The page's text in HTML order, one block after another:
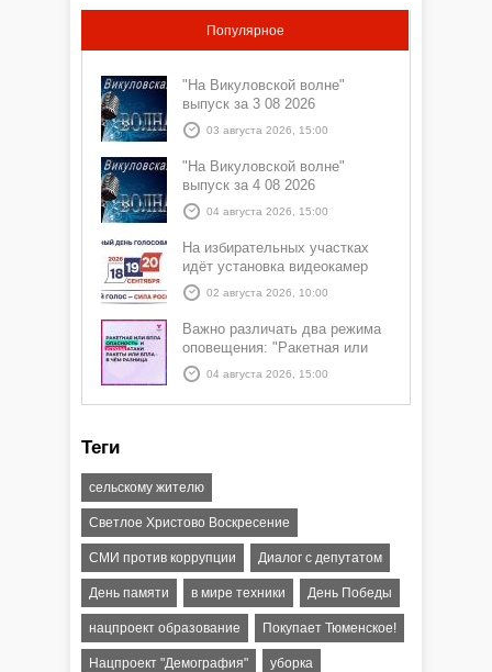
Популярное
"На Викуловской волне"
выпуск за 3 08 2026
03 августа 2026, 15:00
"На Викуловской волне"
выпуск за 4 08 2026
04 августа 2026, 15:00
На избирательных участках
идёт установка видеокамер
02 августа 2026, 10:00
Важно различать два режима
оповещения: "Ракетная или
БПЛА опасность" и "Угроза
атаки ракеты или БПЛА"
04 августа 2026, 15:00
Теги
сельскому жителю
Светлое Христово Воскресение
СМИ против коррупции Диалог с депутатом
День памяти в мире техники День Победы
нацпроект образование Покупает Тюменское!
Нацпроект "Демография" уборка